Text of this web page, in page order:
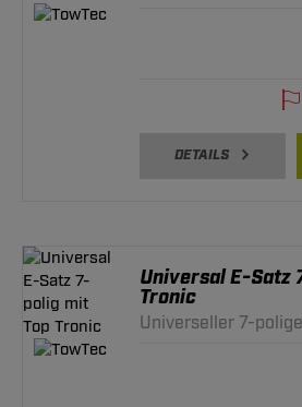
DETAILS
Universal E-Satz
Tronic
Universeller 7-